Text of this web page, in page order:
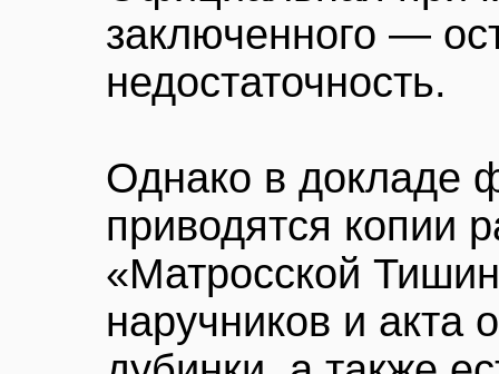
заключенного —
недостаточность.
Однако в докладе
приводятся копии
«Матросской
наручников и акта